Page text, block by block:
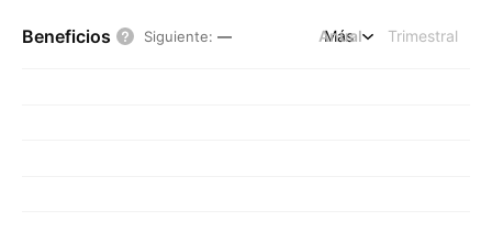
Beneficios Siguiente: — Anual Trimestral
Más